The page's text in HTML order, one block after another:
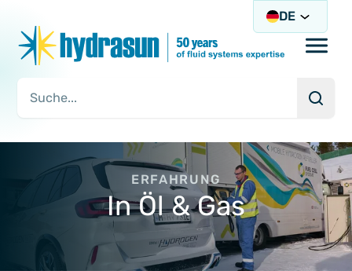
Suche
DE
ERFAHRUNG
In Öl & Gas